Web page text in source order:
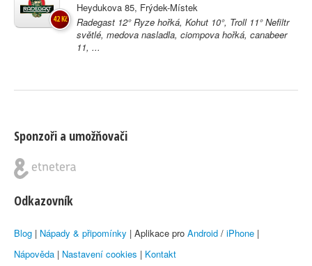
Heydukova 85, Frýdek-Místek
Radegast 12° Ryze hořká, Kohut 10°, Troll 11° Nefiltr
světlé, medova nasladla, ciompova hořká, canabeer
11, ...
42 Kč
Sponzoři a umožňovači
Odkazovník
Blog | Nápady & připomínky | Aplikace pro Android / iPhone |
Nápověda | Nastavení cookies | Kontakt